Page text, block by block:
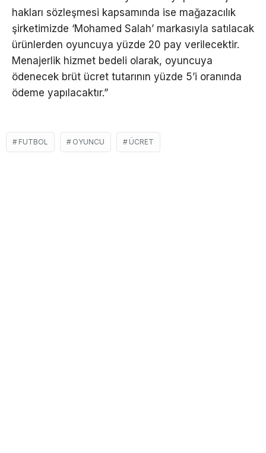
hakları sözleşmesi kapsamında ise mağazacılık
şirketimizde ‘Mohamed Salah’ markasıyla satılacak
ürünlerden oyuncuya yüzde 20 pay verilecektir.
Menajerlik hizmet bedeli olarak, oyuncuya
ödenecek brüt ücret tutarının yüzde 5’i oranında
ödeme yapılacaktır.”
FUTBOL OYUNCU ÜCRET